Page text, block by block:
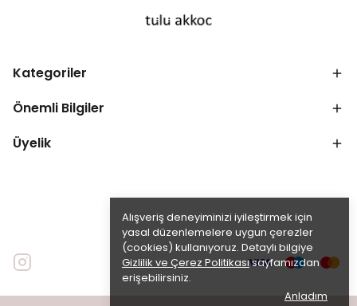
Alışveriş deneyiminizi iyileştirmek için
yasal düzenlemelere uygun çerezler
(cookies) kullanıyoruz. Detaylı bilgiye
Gizlilik ve Çerez Politikasısayfamızdan
erişebilirsiniz.
Anladım
Kategoriler
Önemli Bilgiler
Üyelik